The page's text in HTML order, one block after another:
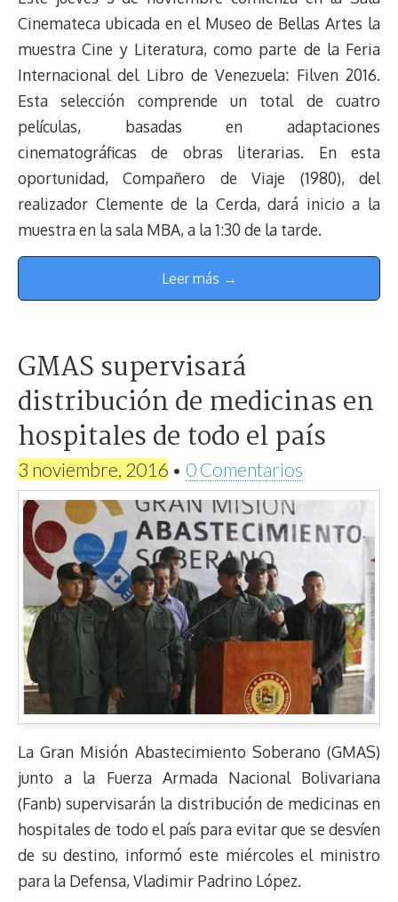
Cinemateca ubicada en el Museo de Bellas Artes la
muestra Cine y Literatura, como parte de la Feria
Internacional del Libro de Venezuela: Filven 2016.
Esta selección comprende un total de cuatro
películas, basadas en adaptaciones
cinematográficas de obras literarias. En esta
oportunidad, Compañero de Viaje (1980), del
realizador Clemente de la Cerda, dará inicio a la
muestra en la sala MBA, a la 1:30 de la tarde.
Leer más →
GMAS supervisará
distribución de medicinas en
hospitales de todo el país
3 noviembre, 2016 • 0 Comentarios
La Gran Misión Abastecimiento Soberano (GMAS)
junto a la Fuerza Armada Nacional Bolivariana
(Fanb) supervisarán la distribución de medicinas en
hospitales de todo el país para evitar que se desvíen
de su destino, informó este miércoles el ministro
para la Defensa, Vladimir Padrino López.